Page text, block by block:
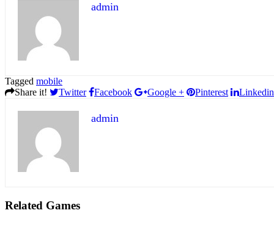
admin
Tagged mobile
Share it!
Twitter Facebook Google + Pinterest Linkedin
admin
Related Games